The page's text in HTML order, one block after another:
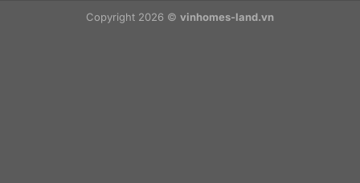
Copyright 2026 © vinhomes-land.vn